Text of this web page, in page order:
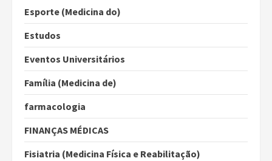
Esporte (Medicina do)
Estudos
Eventos Universitários
Família (Medicina de)
farmacologia
FINANÇAS MÉDICAS
Fisiatria (Medicina Física e Reabilitação)